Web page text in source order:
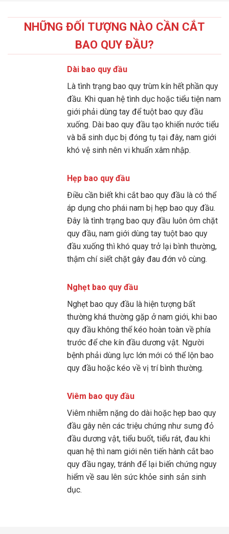
NHỮNG ĐỐI TƯỢNG NÀO CẦN CẮT
BAO QUY ĐẦU?
Dài bao quy đầu
Là tình trạng bao quy trùm kín hết phần quy
đầu. Khi quan hệ tình dục hoặc tiểu tiện nam
giới phải dùng tay để tuột bao quy đầu
xuống. Dài bao quy đầu tạo khiến nước tiểu
và bã sinh dục bị đóng tụ tại đây, nam giới
khó vệ sinh nên vi khuẩn xâm nhập.
Hẹp bao quy đầu
Điều cần biết khi cắt bao quy đầu là có thể
áp dụng cho phái nam bị hẹp bao quy đầu.
Đây là tình trạng bao quy đầu luôn ôm chặt
quy đầu, nam giới dùng tay tuột bao quy
đầu xuống thì khó quay trở lại bình thường,
thậm chí siết chặt gây đau đớn vô cùng.
Nghẹt bao quy đầu
Nghẹt bao quy đầu là hiện tượng bất
thường khá thường gặp ở nam giới, khi bao
quy đầu không thể kéo hoàn toàn về phía
trước để che kín đầu dương vật. Người
bệnh phải dùng lực lớn mới có thể lộn bao
quy đầu hoặc kéo về vị trí bình thường.
Viêm bao quy đầu
Viêm nhiễm nặng do dài hoặc hẹp bao quy
đầu gây nên các triệu chứng như sưng đỏ
đầu dương vật, tiểu buốt, tiểu rát, đau khi
quan hệ thì nam giới nên tiến hành cắt bao
quy đầu ngay, tránh để lại biến chứng nguy
hiểm về sau lên sức khỏe sinh sản sinh
dục.